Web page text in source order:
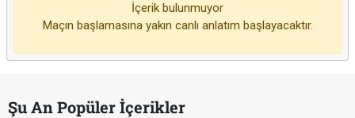
İçerik bulunmuyor
Maçın başlamasına yakın canlı anlatım başlayacaktır.
Şu An Popüler İçerikler